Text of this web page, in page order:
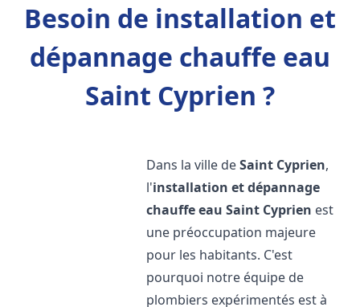
Besoin de installation et
dépannage chauffe eau
Saint Cyprien ?
Dans la ville deSaint Cyprien,
l'installation et dépannage
chauffe eau Saint Cyprien est
une préoccupation majeure
pour les habitants. C'est
pourquoi notre équipe de
plombiers expérimentés est à